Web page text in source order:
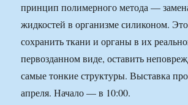
принцип полимерного метода —
жидкостей в организме силиконом.
сохранить ткани и органы в их
первозданном виде, оставить
самые тонкие структуры. Выставка
апреля. Начало — в 10:00.